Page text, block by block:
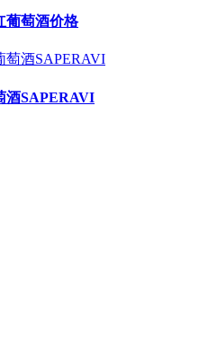
葡萄酒价格
酒SAPERAVI